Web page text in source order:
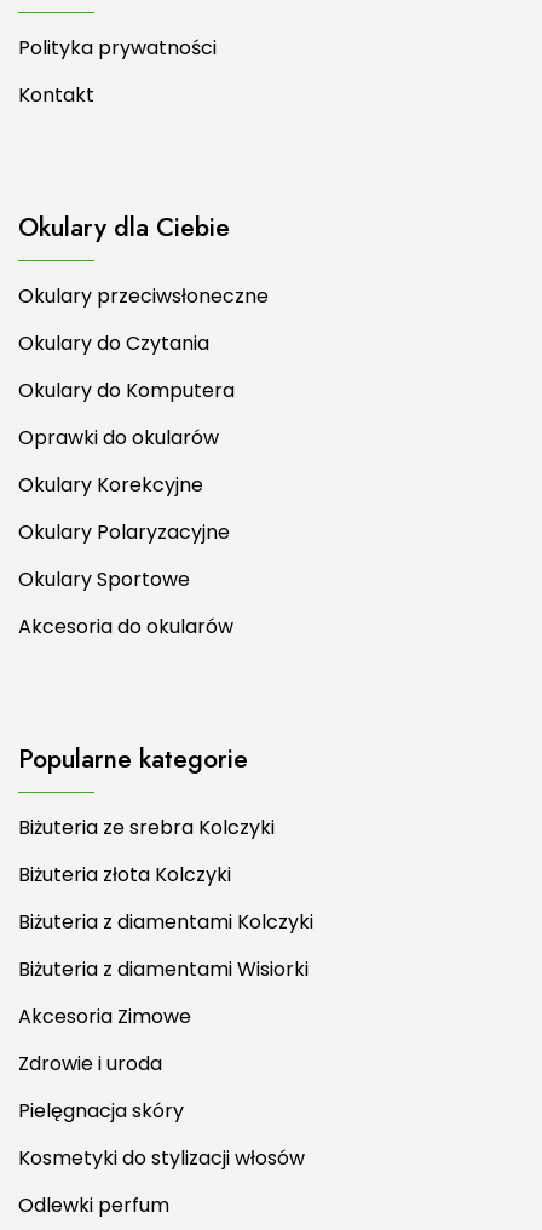
Polityka prywatności
Kontakt
Okulary dla Ciebie
Okulary przeciwsłoneczne
Okulary do Czytania
Okulary do Komputera
Oprawki do okularów
Okulary Korekcyjne
Okulary Polaryzacyjne
Okulary Sportowe
Akcesoria do okularów
Popularne kategorie
Biżuteria ze srebra Kolczyki
Biżuteria złota Kolczyki
Biżuteria z diamentami Kolczyki
Biżuteria z diamentami Wisiorki
Akcesoria Zimowe
Zdrowie i uroda
Pielęgnacja skóry
Kosmetyki do stylizacji włosów
Odlewki perfum